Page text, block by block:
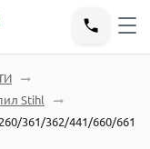
Stihl
361/362/441/660/661